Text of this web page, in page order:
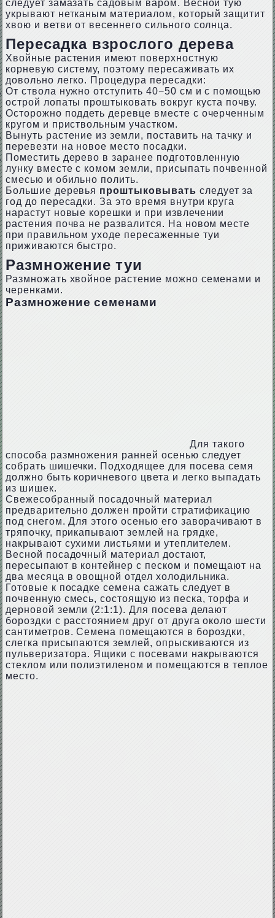
следует замазать садовым варом. Весной тую
укрывают нетканым материалом, который защитит
хвою и ветви от весеннего сильного солнца.
Пересадка взрослого дерева
Хвойные растения имеют поверхностную
корневую систему, поэтому пересаживать их
довольно легко. Процедура пересадки:
От ствола нужно отступить 40−50 см и с помощью
острой лопаты проштыковать вокруг куста почву.
Осторожно поддеть деревце вместе с очерченным
кругом и приствольным участком.
Вынуть растение из земли, поставить на тачку и
перевезти на новое место посадки.
Поместить дерево в заранее подготовленную
лунку вместе с комом земли, присыпать почвенной
смесью и обильно полить.
Большие деревья проштыковывать следует за
год до пересадки. За это время внутри круга
нарастут новые корешки и при извлечении
растения почва не развалится. На новом месте
при правильном уходе пересаженные туи
приживаются быстро.
Размножение туи
Размножать хвойное растение можно семенами и
черенками.
Размножение семенами
Для такого
способа размножения ранней осенью следует
собрать шишечки. Подходящее для посева семя
должно быть коричневого цвета и легко выпадать
из шишек.
Свежесобранный посадочный материал
предварительно должен пройти стратификацию
под снегом. Для этого осенью его заворачивают в
тряпочку, прикапывают землей на грядке,
накрывают сухими листьями и утеплителем.
Весной посадочный материал достают,
пересыпают в контейнер с песком и помещают на
два месяца в овощной отдел холодильника.
Готовые к посадке семена сажать следует в
почвенную смесь, состоящую из песка, торфа и
дерновой земли (2:1:1). Для посева делают
бороздки с расстоянием друг от друга около шести
сантиметров. Семена помещаются в бороздки,
слегка присыпаются землей, опрыскиваются из
пульверизатора. Ящики с посевами накрываются
стеклом или полиэтиленом и помещаются в теплое
место.